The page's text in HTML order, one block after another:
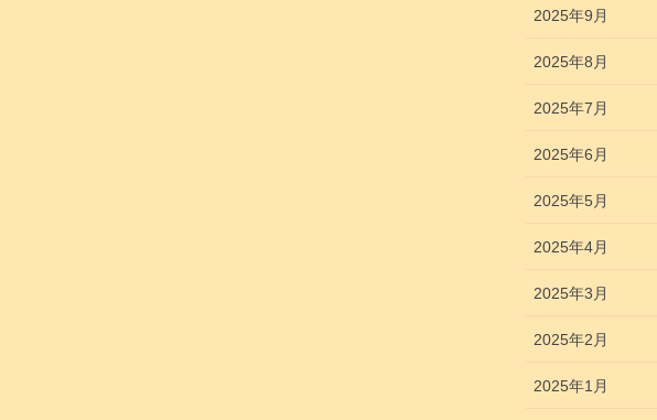
2025年9月
2025年8月
2025年7月
2025年6月
2025年5月
2025年4月
2025年3月
2025年2月
2025年1月